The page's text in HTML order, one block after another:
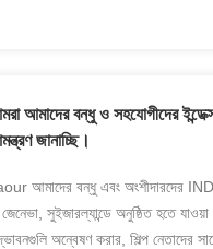
আমাদের বন্ধু ও সহযোগীদের
জানাচ্ছি।
আমাদের বন্ধু এবং অংশীদারদের
জেনেভা, সুইজারল্যান্ডে অনুষ্ঠিত হতে
অন্বেষণ করার, শিল্প নেতাদের